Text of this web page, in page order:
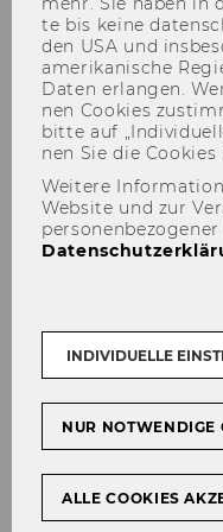
Wolfgang
Der Inhalt
Englisch
Member since 2018
te bis keine
den USA und
amerikanische
Daten er­lan­gen.
nen Coo­kies
bitte auf
nen Sie die
Weitere
Website und zur
INDIVIDUELLE
NUR NOTWENDIGE
ALLE COOKIES